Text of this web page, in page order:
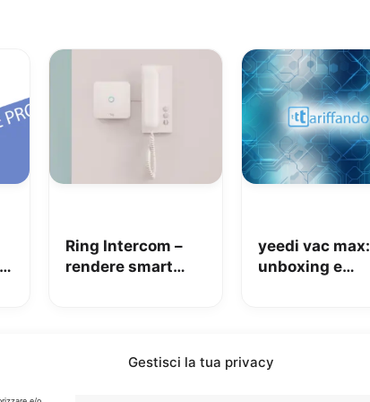
Gestisci la tua privacy
Ring Intercom –
rendere smart
yeedi vac max:
unboxing e
Info